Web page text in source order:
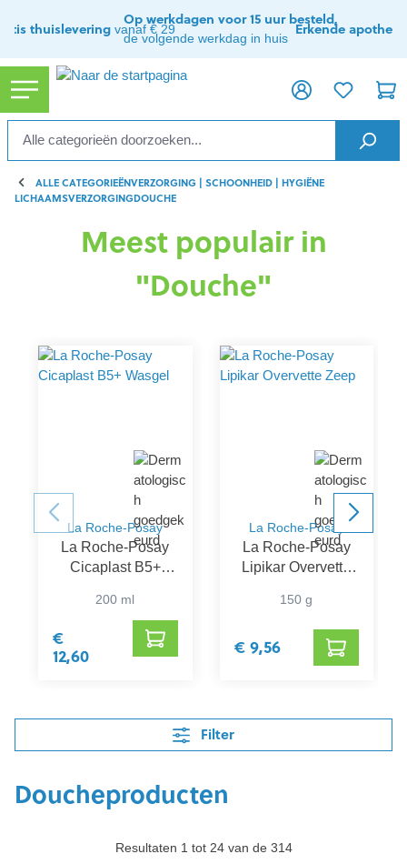
thuislevering vanaf € 29
Op werkdagen voor 15 uur besteld,
de volgende werkdag in huis
Erkende apotheek
ALLE CATEGORIEËNVERZORGING | SCHOONHEID | HYGIËNE
LICHAAMSVERZORGINGDOUCHE
Meest populair in
"Douche"
La Roche-Posay
La Roche-Posay
Cicaplast B5+
200 ml
€
12,60
La Roche-Posay
La Roche-Posay
Lipikar Overvette
150 g
€ 9,56
Filter
Doucheproducten
Resultaten 1 tot 24 van de 314